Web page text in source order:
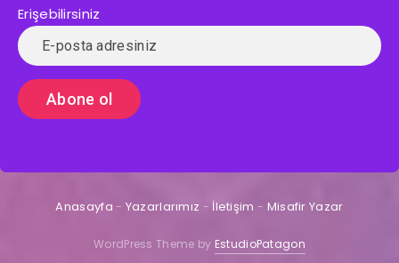
Erişebilirsiniz
Anasayfa - Yazarlarımız - İletişim - Misafir Yazar
WordPress Theme by EstudioPatagon